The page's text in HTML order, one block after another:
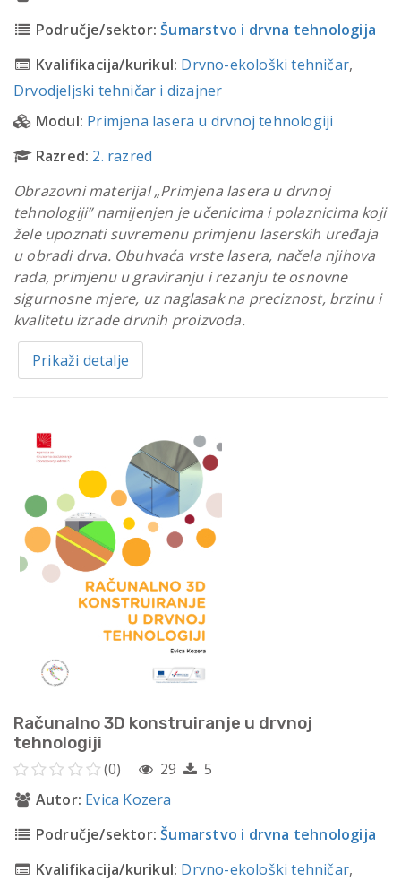
Područje/sektor: Šumarstvo i drvna tehnologija
Kvalifikacija/kurikul: Drvno-ekološki tehničar,
Drvodjeljski tehničar i dizajner
Modul: Primjena lasera u drvnoj tehnologiji
Razred: 2. razred
Obrazovni materijal „Primjena lasera u drvnoj
tehnologiji” namijenjen je učenicima i polaznicima koji
žele upoznati suvremenu primjenu laserskih uređaja
u obradi drva. Obuhvaća vrste lasera, načela njihova
rada, primjenu u graviranju i rezanju te osnovne
sigurnosne mjere, uz naglasak na preciznost, brzinu i
kvalitetu izrade drvnih proizvoda.
Prikaži detalje
Računalno 3D konstruiranje u drvnoj
tehnologiji
(0) 29
5
Autor: Evica Kozera
Područje/sektor: Šumarstvo i drvna tehnologija
Kvalifikacija/kurikul: Drvno-ekološki tehničar,